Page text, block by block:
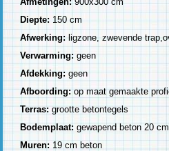
Diepte:150 cm
Afwerking: ligzone, zwevende
Verwarming:geen
Afdekking:geen
Afboording: op maat gemaakte
Terras: grootte betontegels
Bodemplaat: gewapend beton 20 cm
Muren: 19 cm beton